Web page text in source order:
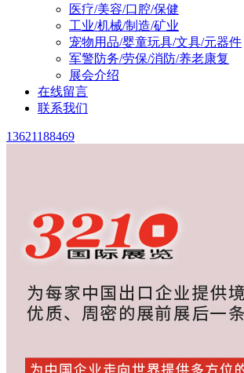
医疗/美容/口腔/保健
工业/机械/制造/矿业
宠物用品/婴童玩具/文具/元器件
军警防务/劳保/消防/养老康复
展会介绍
在线留言
联系我们
13621188469